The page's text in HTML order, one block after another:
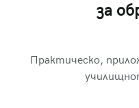
за
Практическо,